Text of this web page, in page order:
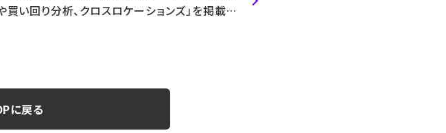
買い回り分析、クロスロケーションズ」を掲載頂
に戻る